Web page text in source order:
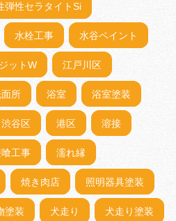
弾性セラタイトSi
水栓工事 水谷ペイント
ットW 江戸川区
所 浴室 浴室塗装
渋谷区 港区 溶接
工事 濡れ縁
焼き肉店 照明器具塗装
塗装 犬走り 犬走り塗装